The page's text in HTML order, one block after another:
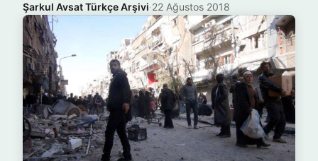
Şarkul Avsat Türkçe Arşivi·22 Ağustos 2018